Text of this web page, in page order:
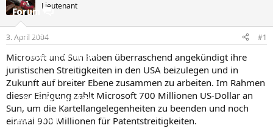
Forum
Aktuelles
Empfohlene Inhalte
Neue Beiträge
Neueste Aktivitäten
Leserartikel
l
e
r
l
a
m
Lieutenant
3. April 2004 #1
Microsoft und Sun haben überraschend angekündigt ihre
juristischen Streitigkeiten in den USA beizulegen und in
Zukunft auf breiter Ebene zusammen zu arbeiten. Im Rahmen
dieser Einigung zahlt Microsoft 700 Millionen US-Dollar an
Sun, um die Kartellangelegenheiten zu beenden und noch
einmal 900 Millionen für Patentstreitigkeiten.